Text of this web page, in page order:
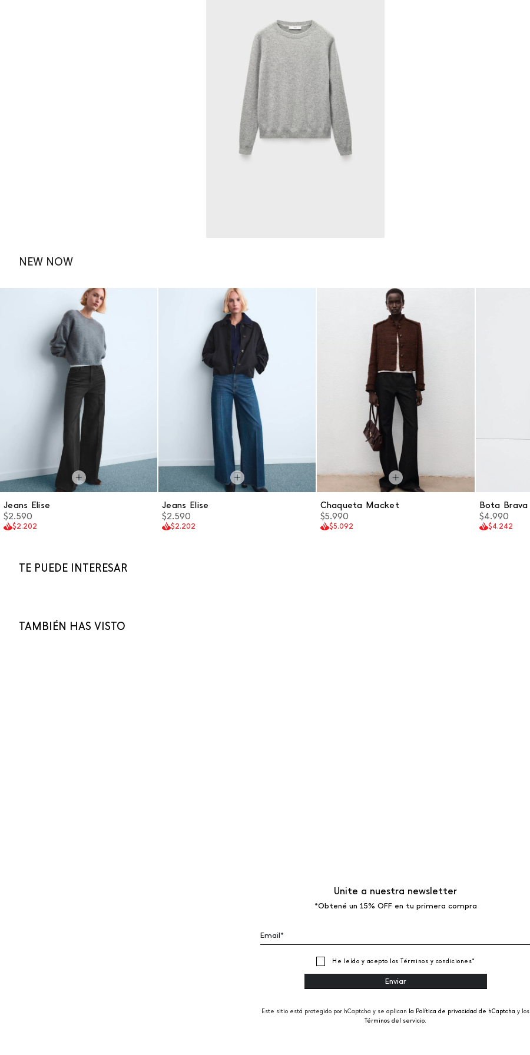
NEW NOW
Jeans Elise
$2.590
$2.202
Jeans Elise
$2.590
$2.202
Chaqueta Macket
$5.990
$5.092
Bota Brava
$4.990
$4.242
TE PUEDE INTERESAR
TAMBIÉN HAS VISTO
Unite a nuestra newsletter
*Obtené un 15% OFF en tu primera compra
He leído y acepto los Términos y condiciones*
Este sitio está protegido por hCaptcha y se aplican la Política de privacidad de hCaptchay los
Términos del servicio.